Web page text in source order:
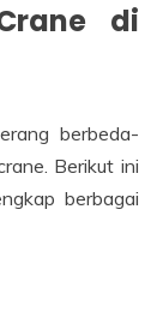
di
berbeda-
Berikut ini
berbagai